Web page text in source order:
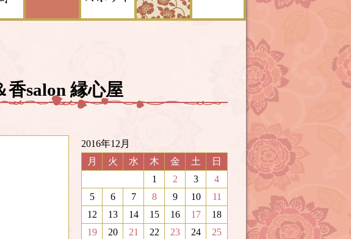
香salon 縁心屋
2016年12月
月
火 水 木 金 土
日
1
2 3
4
5
6 7 8 9 10
11
12
13 14 15 16 17
18
19
20 21 22 23 24
25